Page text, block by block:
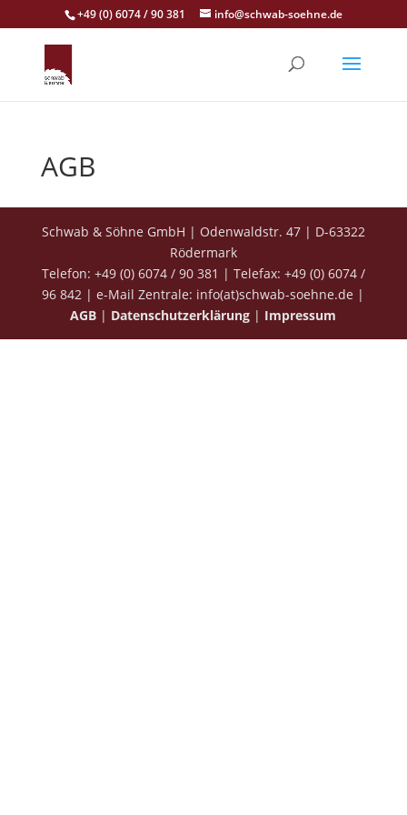
+49 (0) 6074 / 90 381 info@schwab-soehne.de
AGB
Schwab & Söhne GmbH | Odenwaldstr. 47 | D-63322
Rödermark
Telefon: +49 (0) 6074 / 90 381 | Telefax: +49 (0) 6074 /
96 842 | e-Mail Zentrale: info(at)schwab-soehne.de |
AGB | Datenschutzerklärung | Impressum